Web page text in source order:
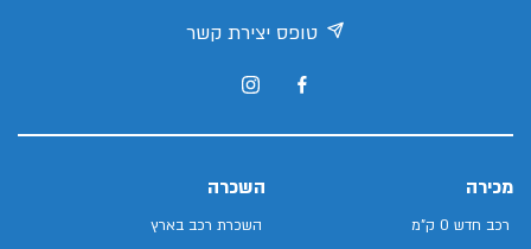
טופס יצירת קשר
מכירה
רכב חדש 0 ק"מ
השכרה
השכרת רכב בארץ